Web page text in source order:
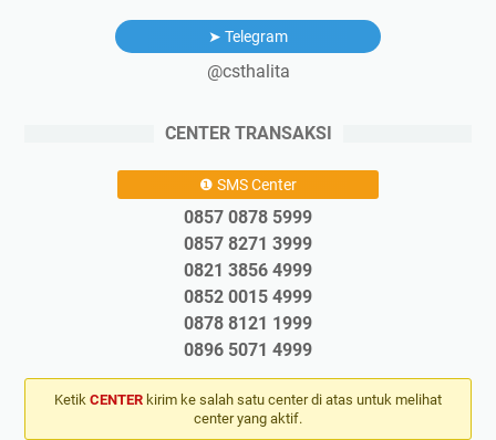
➤ Telegram
@csthalita
CENTER TRANSAKSI
❶ SMS Center
0857 0878 5999
0857 8271 3999
0821 3856 4999
0852 0015 4999
0878 8121 1999
0896 5071 4999
Ketik CENTER kirim ke salah satu center di atas untuk melihat
center yang aktif.